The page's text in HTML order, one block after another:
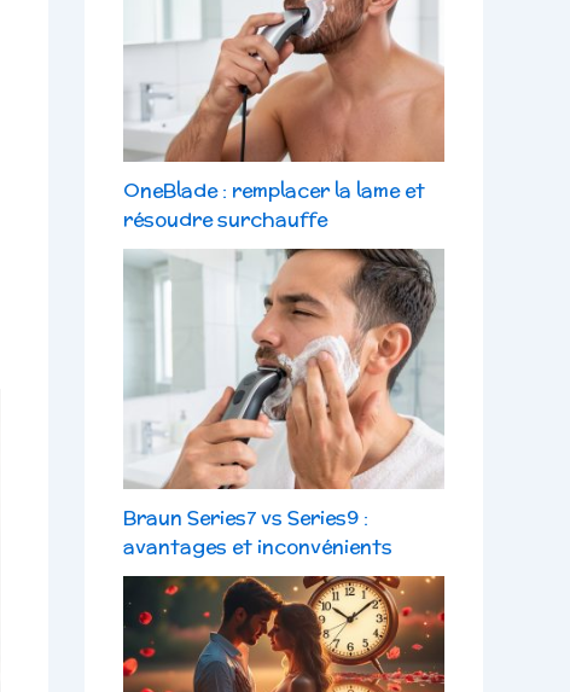
OneBlade : remplacer la lame et
résoudre surchauffe
Braun Series7 vs Series9 :
avantages et inconvénients